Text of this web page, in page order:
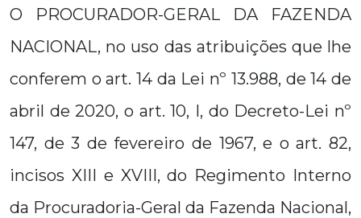
O PROCURADOR-GERAL DA FAZENDA
NACIONAL, no uso das atribuições que lhe
conferem o art. 14 da Lei nº 13.988, de 14 de
abril de 2020, o art. 10, I, do Decreto-Lei nº
147, de 3 de fevereiro de 1967, e o art. 82,
incisos XIII e XVIII, do Regimento Interno
da Procuradoria-Geral da Fazenda Nacional,